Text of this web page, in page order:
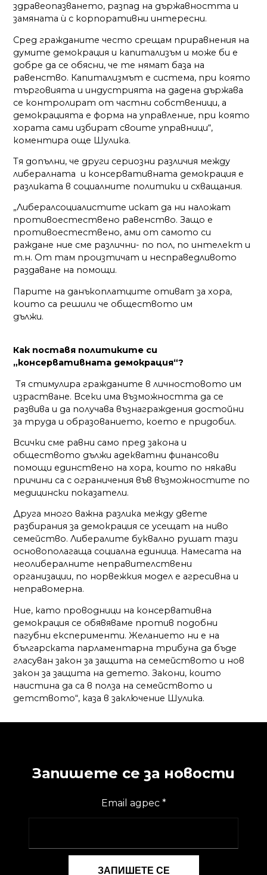
здравеопазването, разпад на държавността и
замяната ѝ с корпоративни интересни.
Сред гражданите често срещам приравнения на
думите демокрация и капитализъм и може би е
добре да се обясни, че те нямат база на
равенство. Капитализмът е система, при която
търговията и индустрията на дадена държава
се контролират от частни собственици, а
демокрацията е форма на управление, при която
хората сами избират своите управници“,
коментира още Шулика.
Тя допълни, че други сериозни различия между
либералната и консервативната демокрация е
разликата в социалните политики и схващания.
„Либералсоциалистите искат да ни наложат
противоестествено равенство. Защо е
противоестествено, ами от самото си
раждане ние сме различни- по пол, по интелект и
т.н. От там произтичат и несправедливото
раздаване на помощи.
Парите на данъкоплатците отиват за хора,
които са решили че обществото им
дължи.
Как поставя политиките си
„консервативната демокрация“?
Тя стимулира гражданите в личностовото им
израстване. Всеки има възможността да се
развива и да получава възнаграждения достойни
за труда и образованието, което е придобил.
Всички сме равни само пред закона и
обществото дължи адекватни финансови
помощи единствено на хора, които по някави
причини са с ограничения във възможностите по
медицински показатели.
Друга много важна разлика между двете
разбирания за демокрация се усещат на ниво
семейство. Либералите буквално рушат тази
основополагаща социална единица. Намесата на
неолибералните неправителствени
организации, по норвежкия модел е агресивна и
неправомерна.
Ние, като проводници на консервативна
демокрация се обявяваме против подобни
пагубни експерименти. Желанието ни е на
българската парламентарна трибуна да бъде
гласуван закон за защита на семейството и нов
закон за защита на детето. Закони, които
наистина да са в полза на семейството и
детството“, каза в заключение Шулика.
Запишете се за новости
Email адрес *